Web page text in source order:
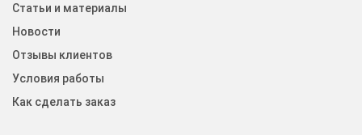
Статьи и материалы
Новости
Отзывы клиентов
Условия работы
Как сделать заказ